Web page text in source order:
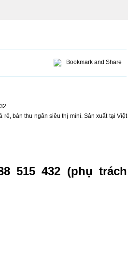
rẻ, bàn thu ngân siêu thị mini.Sản xuất tại Việt
515 432 (phụ trách